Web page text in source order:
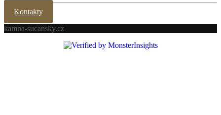
Kontakty
kamna-sucansky.cz